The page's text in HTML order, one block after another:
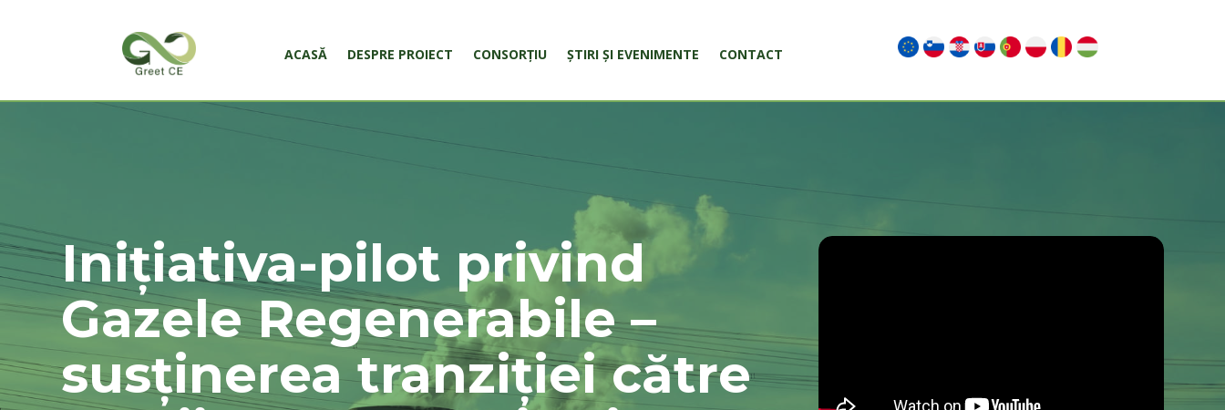
ACASĂ DESPRE PROIECT CONSORȚIU ȘTIRI ȘI EVENIMENTE CONTACT
Inițiativa-pilot privind
Gazele Regenerabile –
susținerea tranziției către